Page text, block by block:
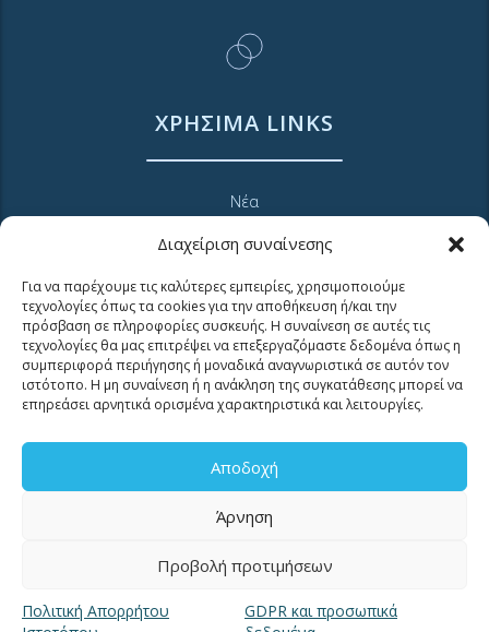
Διαχείριση συναίνεσης
Για να παρέχουμε τις καλύτερες εμπειρίες, χρησιμοποιούμε
τεχνολογίες όπως τα cookies για την αποθήκευση ή/και την
πρόσβαση σε πληροφορίες συσκευής. Η συναίνεση σε αυτές τις
τεχνολογίες θα μας επιτρέψει να επεξεργαζόμαστε δεδομένα όπως η
συμπεριφορά περιήγησης ή μοναδικά αναγνωριστικά σε αυτόν τον
ιστότοπο. Η μη συναίνεση ή η ανάκληση της συγκατάθεσης μπορεί να
επηρεάσει αρνητικά ορισμένα χαρακτηριστικά και λειτουργίες.
Αποδοχή
Άρνηση
Προβολή προτιμήσεων
Πολιτική Απορρήτου
GDPR και προσωπικά
ΧΡΗΣΙΜΑ LINKS
Νέα
Ιστορία της ΕΥΑΘ
Ποιότητα του νερού
Πολιτική Απορρήτου Ιστοτόπου
GDPR και προσωπικά δεδομένα
Sitemap
MyEyathPortal
Συνδεθείτε στοMyEyathPortal
και επωφεληθείτε από τις online υπηρεσίες